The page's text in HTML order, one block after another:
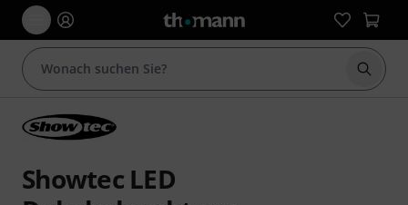
Suche
Showtec LED